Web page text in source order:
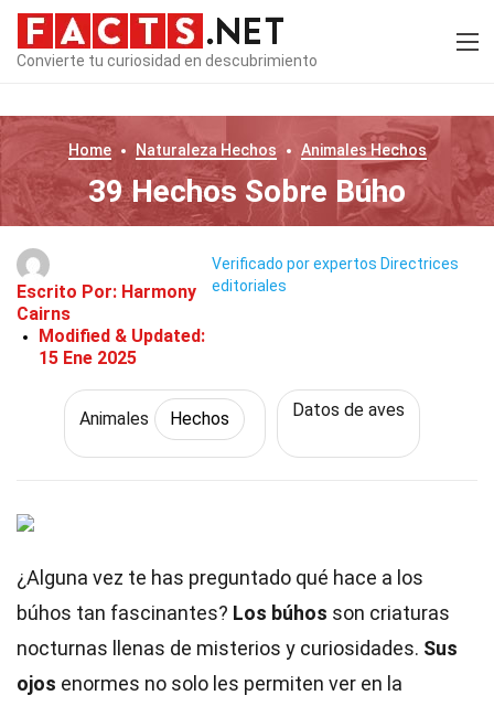
Convierte tu curiosidad en descubrimiento
Home Naturaleza Hechos AnimalesHechos
39 Hechos Sobre Búho
Escrito Por: Harmony
Cairns
Modified & Updated:
15 Ene 2025
Verificado por expertos Directrices
editoriales
Animales Hechos Datos de aves
¿Alguna vez te has preguntado qué hace a los
búhos tan fascinantes? Los búhos son criaturas
nocturnas llenas de misterios y curiosidades. Sus
ojos enormes no solo les permiten ver en la